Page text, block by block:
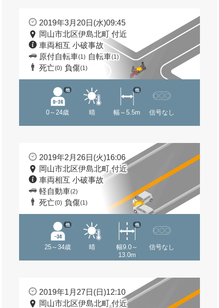
2019年3月20日(水)09:45
岡山市北区伊島北町 付近
車両相互 小破事故
原付自転車(1) 自転車(1)
死亡(0) 負傷(1)
0～24歳
他
晴 幅～5.5m
他
信号なし
2019年2月26日(火)16:06
岡山市北区伊島北町 付近
車両相互 小破事故
軽自動車(2)
死亡(0) 負傷(1)
25～34歳
他
晴
幅9.0～
13.0m
他
信号なし
2019年1月27日(日)12:10
岡山市北区伊島北町 付近